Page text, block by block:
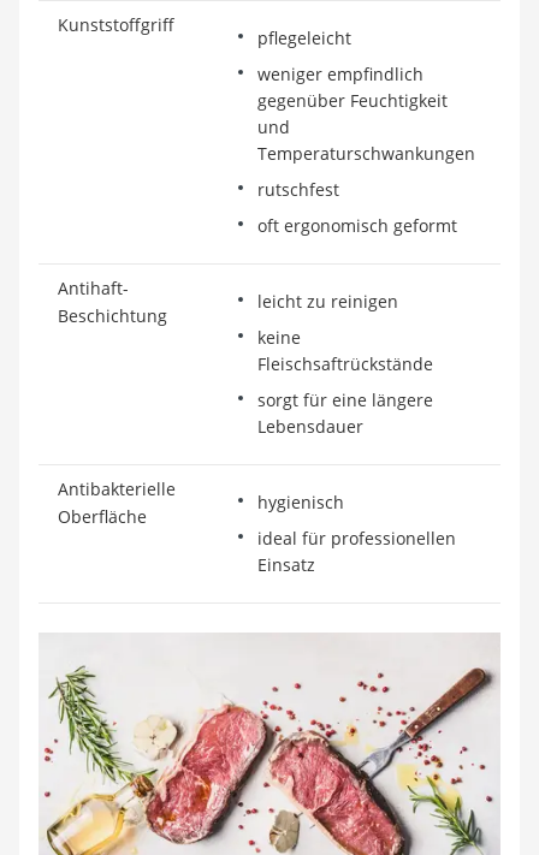
Kunststoffgriff
pflegeleicht
weniger empfindlich
gegenüber Feuchtigkeit
und
Temperaturschwankungen
rutschfest
oft ergonomisch geformt
Antihaft-
Beschichtung
leicht zu reinigen
keine
Fleischsaftrückstände
sorgt für eine längere
Lebensdauer
Antibakterielle
Oberfläche
hygienisch
ideal für professionellen
Einsatz